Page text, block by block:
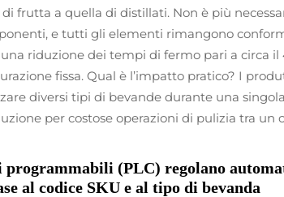
frutta a quella di distillati. Non è più
e tutti gli elementi rimangono
riduzione dei tempi di fermo pari a circa il
fissa. Qual è l’impatto pratico? I
diversi tipi di bevande durante una
per costose operazioni di pulizia tra un
(PLC) regolano
al codice SKU e al tipo di bevanda